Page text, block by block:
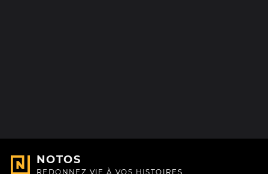
NOTOS
REDONNEZ VIE À VOS HISTOIRES